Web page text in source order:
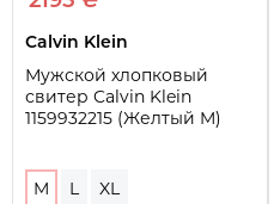
Calvin Klein
Мужской хлопковый
свитер Calvin Klein
1159932215 (Желтый M)
M L XL